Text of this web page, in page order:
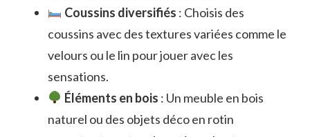
Coussins diversifiés : Choisis des
coussins avec des textures variées comme le
velours ou le lin pour jouer avec les
sensations.
Éléments en bois : Un meuble en bois
naturel ou des objets déco en rotin